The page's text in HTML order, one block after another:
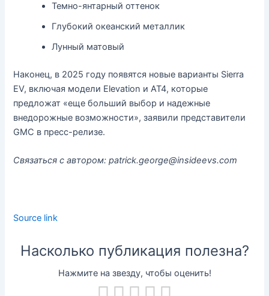
Темно-янтарный оттенок
Глубокий океанский металлик
Лунный матовый
Наконец, в 2025 году появятся новые варианты Sierra
EV, включая модели Elevation и AT4, которые
предложат «еще больший выбор и надежные
внедорожные возможности», заявили представители
GMC в пресс-релизе.
Связаться с автором: patrick.george@insideevs.com
Source link
Насколько публикация полезна?
Нажмите на звезду, чтобы оценить!